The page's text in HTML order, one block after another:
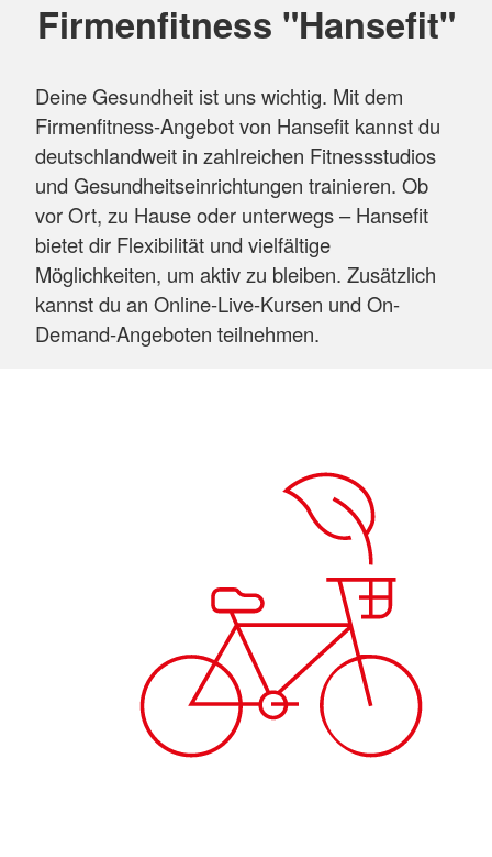
Firmenfitness "Hansefit"
Deine Gesundheit ist uns wichtig. Mit dem
Firmenfitness-Angebot von Hansefit kannst du
deutschlandweit in zahlreichen Fitnessstudios
und Gesundheitseinrichtungen trainieren. Ob
vor Ort, zu Hause oder unterwegs – Hansefit
bietet dir Flexibilität und vielfältige
Möglichkeiten, um aktiv zu bleiben. Zusätzlich
kannst du an Online-Live-Kursen und On-
Demand-Angeboten teilnehmen.